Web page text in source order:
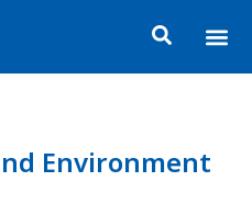
Environment